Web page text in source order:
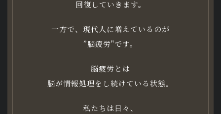
回復していきます。
一方で、現代人に増えているのが
”脳疲労"です。
脳疲労とは
脳が情報処理をし続けている状態。
私たちは日々、